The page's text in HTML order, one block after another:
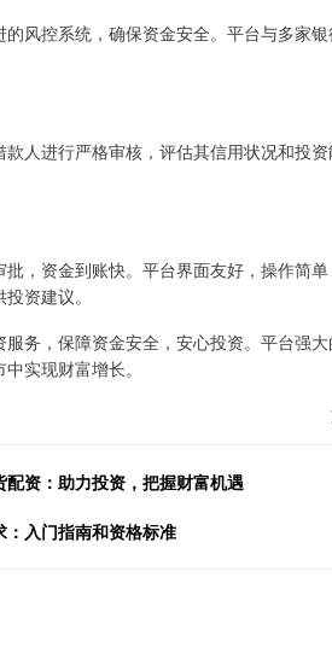
风控系统，确保资金安全。平台与多家
人进行严格审核，评估其信用状况和投
，资金到账快。平台界面友好，操作简
资建议。
务，保障资金安全，安心投资。平台强
实现财富增长。
资：助力投资，把握财富机遇
入门指南和资格标准